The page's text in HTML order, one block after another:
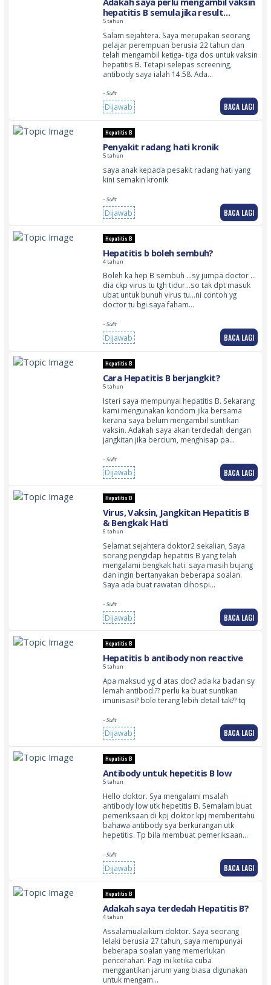
hepatitis B semula jika result
screening saya sangat rendah?
5 tahun
Salam sejahtera. Saya merupakan seorang
pelajar perempuan berusia 22 tahun dan
telah mengambil ketiga- tiga dos untuk vaksin
hepatitis B. Tetapi selepas screening,
antibody saya ialah 14.58. Ada…
- Sulit
Dijawab BACA LAGI
Hepatitis B
Penyakit radang hati kronik
5 tahun
saya anak kepada pesakit radang hati yang
kini semakin kronik
- Sulit
Dijawab BACA LAGI
Hepatitis B
Hepatitis b boleh sembuh?
4 tahun
Boleh ka hep B sembuh …sy jumpa doctor …
dia ckp virus tu tgh tidur…so tak dpt masuk
ubat untuk bunuh virus tu…ni contoh yg
doctor tu bgi saya faham…
- Sulit
Dijawab BACA LAGI
Hepatitis B
Cara Hepatitis B berjangkit?
5 tahun
Isteri saya mempunyai hepatitis B. Sekarang
kami mengunakan kondom jika bersama
kerana saya belum mengambil suntikan
vaksin. Adakah saya akan terdedah dengan
jangkitan jika bercium, menghisap pa…
- Sulit
Dijawab BACA LAGI
Hepatitis B
Virus, Vaksin, Jangkitan Hepatitis B
& Bengkak Hati
6 tahun
Selamat sejahtera doktor2 sekalian, Saya
sorang pengidap hepatitis B yang telah
mengalami bengkak hati. saya masih bujang
dan ingin bertanyakan beberapa soalan.
Saya ada buat rawatan dihospi…
- Sulit
Dijawab BACA LAGI
Hepatitis B
Hepatitis b antibody non reactive
5 tahun
Apa maksud yg d atas doc? ada ka badan sy
lemah antibod.?? perlu ka buat suntikan
imunisasi? bole terang lebih detail tak?? tq
- Sulit
Dijawab BACA LAGI
Hepatitis B
Antibody untuk hepetitis B low
5 tahun
Hello doktor. Sya mengalami msalah
antibody low utk hepetitis B. Semalam buat
pemeriksaan di kpj doktor kpj memberitahu
bahawa antibody sya berkurangan utk
hepetitis. Tp bila membuat pemeriksaan…
- Sulit
Dijawab BACA LAGI
Hepatitis B
Adakah saya terdedah Hepatitis B?
4 tahun
Assalamualaikum doktor. Saya seorang
lelaki berusia 27 tahun, saya mempunyai
beberapa soalan yang memerlukan
pencerahan. Pagi ini ketika cuba
menggantikan jarum yang biasa digunakan
untuk mengam…